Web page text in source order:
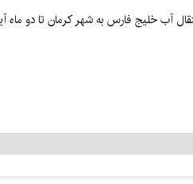
آب خلیج فارس به شهر کرمان تا